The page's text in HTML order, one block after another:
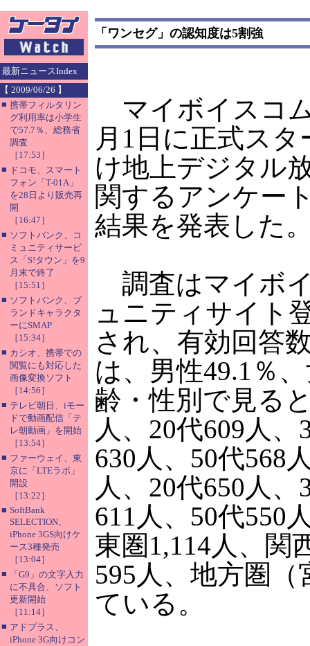
最新ニュースIndex
【 2009/06/26 】
■ 携帯フィルタリン
グ利用率は小学生
で57.7％、総務省
調査
［17:53］
■ ドコモ、スマート
フォン「T-01A」
を28日より販売再
開
［16:47］
■ ソフトバンク、コ
ミュニティサービ
ス「S!タウン」を9
月末で終了
［15:51］
■ ソフトバンク、ブ
ランドキャラクタ
ーにSMAP
［15:34］
■ カシオ、携帯での
閲覧にも対応した
画像変換ソフト
［14:56］
■ テレビ朝日、iモー
ドで動画配信「テ
レ朝動画」を開始
［13:54］
■ ファーウェイ、東
京に「LTEラボ」
開設
［13:22］
■ SoftBank
SELECTION、
iPhone 3GS向けケ
ース3種発売
［13:04］
■
「G9」の文字入力
に不具合、ソフト
更新開始
［11:14］
■ アドプラス、
iPhone 3G向けコン
「ワンセグ」の認知度は5割強
マイボイスコ
月1日に正式ス
け地上デジタル
関するアンケー
結果を発表した
調査はマイボ
ュニティサイト
され、有効回答
は、男性49.1％
齢・性別で見る
人、20代609人
630人、50代568
人、20代650人
611人、50代550
東圏1,114人、関
595人、地方圏
ている。